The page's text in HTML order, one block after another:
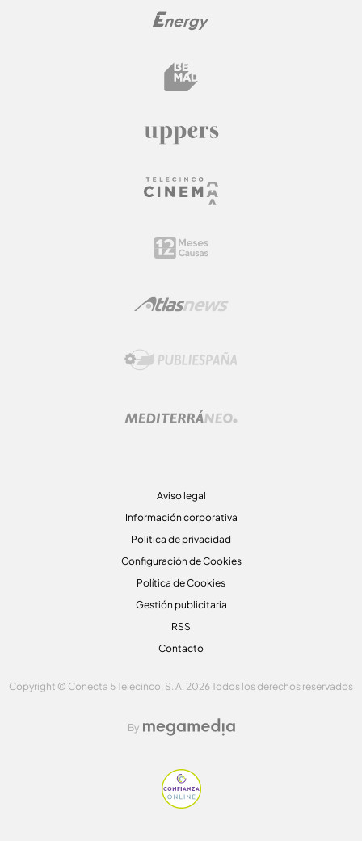
Aviso legal
Información corporativa
Politica de privacidad
Configuración de Cookies
Política de Cookies
Gestión publicitaria
RSS
Contacto
Copyright © Conecta 5 Telecinco, S. A. 2026 Todos los derechos reservados
By